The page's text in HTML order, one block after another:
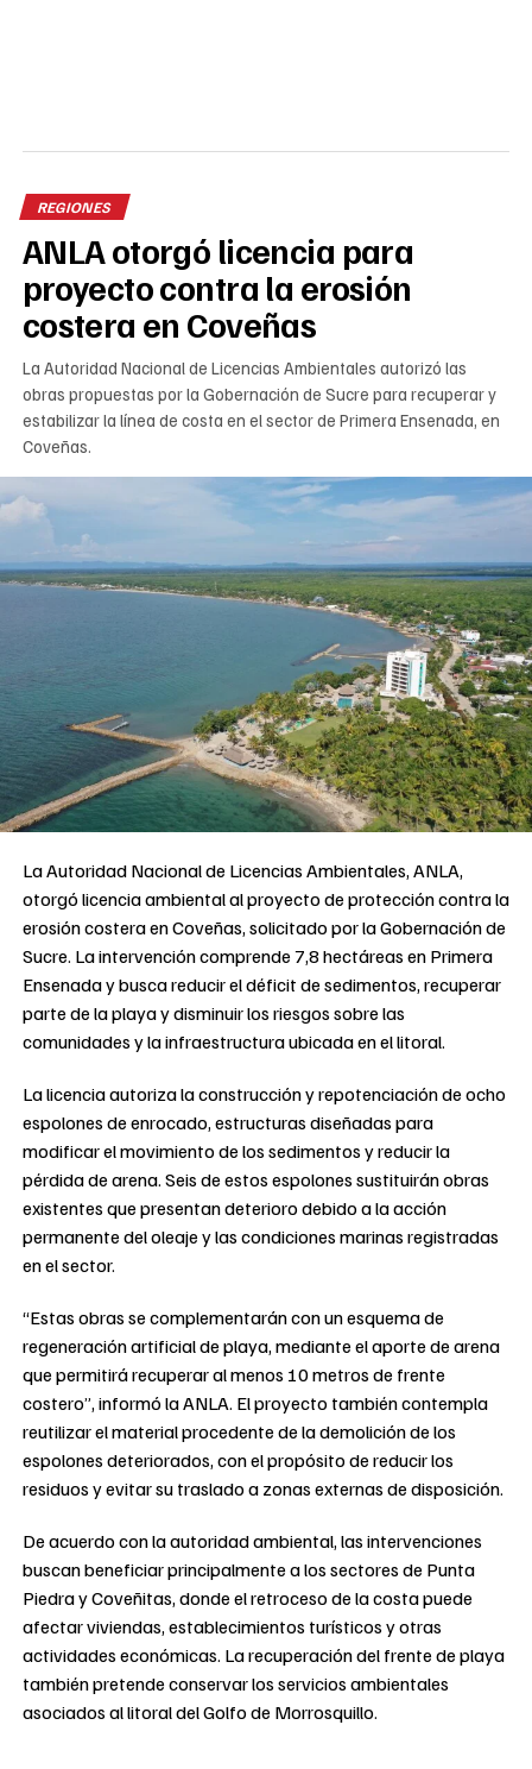
REGIONES
ANLA otorgó licencia para
proyecto contra la erosión
costera en Coveñas
La Autoridad Nacional de Licencias Ambientales autorizó las
obras propuestas por la Gobernación de Sucre para recuperar y
estabilizar la línea de costa en el sector de Primera Ensenada, en
Coveñas.
La Autoridad Nacional de Licencias Ambientales, ANLA,
otorgó licencia ambiental al proyecto de protección contra la
erosión costera en Coveñas, solicitado por la Gobernación de
Sucre. La intervención comprende 7,8 hectáreas en Primera
Ensenada y busca reducir el déficit de sedimentos, recuperar
parte de la playa y disminuir los riesgos sobre las
comunidades y la infraestructura ubicada en el litoral.
La licencia autoriza la construcción y repotenciación de ocho
espolones de enrocado, estructuras diseñadas para
modificar el movimiento de los sedimentos y reducir la
pérdida de arena. Seis de estos espolones sustituirán obras
existentes que presentan deterioro debido a la acción
permanente del oleaje y las condiciones marinas registradas
en el sector.
“Estas obras se complementarán con un esquema de
regeneración artificial de playa, mediante el aporte de arena
que permitirá recuperar al menos 10 metros de frente
costero”, informó la ANLA. El proyecto también contempla
reutilizar el material procedente de la demolición de los
espolones deteriorados, con el propósito de reducir los
residuos y evitar su traslado a zonas externas de disposición.
De acuerdo con la autoridad ambiental, las intervenciones
buscan beneficiar principalmente a los sectores de Punta
Piedra y Coveñitas, donde el retroceso de la costa puede
afectar viviendas, establecimientos turísticos y otras
actividades económicas. La recuperación del frente de playa
también pretende conservar los servicios ambientales
asociados al litoral del Golfo de Morrosquillo.